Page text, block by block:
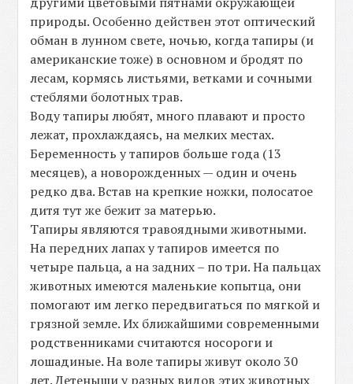
природы. Особенно действен этот оптический
обман в лунном свете, ночью, когда тапиры (и
американские тоже) в основном и бродят по
лесам, кормясь листьями, ветками и сочными
стеблями болотных трав.
Воду тапиры любят, много плавают и просто
лежат, прохлаждаясь, на мелких местах.
Беременность у тапиров больше года (13
месяцев), а новорожденных — один и очень
редко два. Встав на крепкие ножки, полосатое
дитя тут же бежит за матерью.
Тапиры являются травоядными животными.
На передних лапах у тапиров имеется по
четыре пальца, а на задних – по три. На пальцах
животных имеются маленькие копытца, они
помогают им легко передвигаться по мягкой и
грязной земле. Их ближайшими современными
родственниками считаются носороги и
лошадиные. На воле тапиры живут около 30
лет. Детеныши у разных видов этих животных